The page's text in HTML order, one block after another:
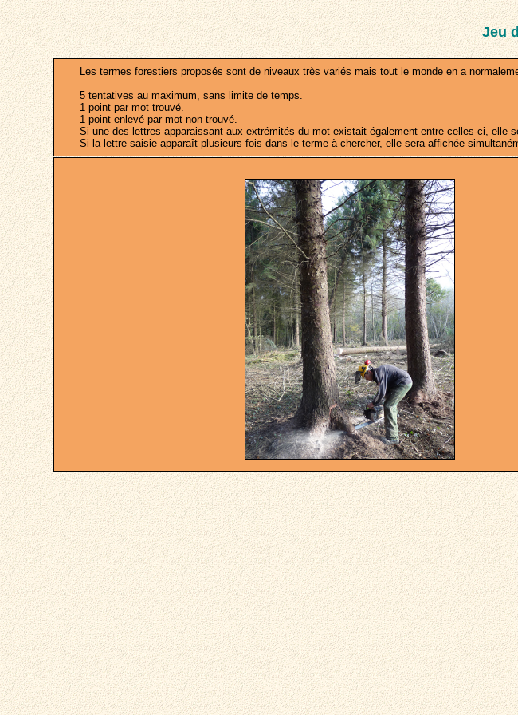
Jeu
Les termes forestiers proposés sont de niveaux très variés mais tout le monde en a
5 tentatives au maximum, sans limite de temps.
1 point par mot trouvé.
1 point enlevé par mot non trouvé.
Si une des lettres apparaissant aux extrémités du mot existait également entre celles-ci, elle
Si la lettre saisie apparaît plusieurs fois dans le terme à chercher, elle sera affichée